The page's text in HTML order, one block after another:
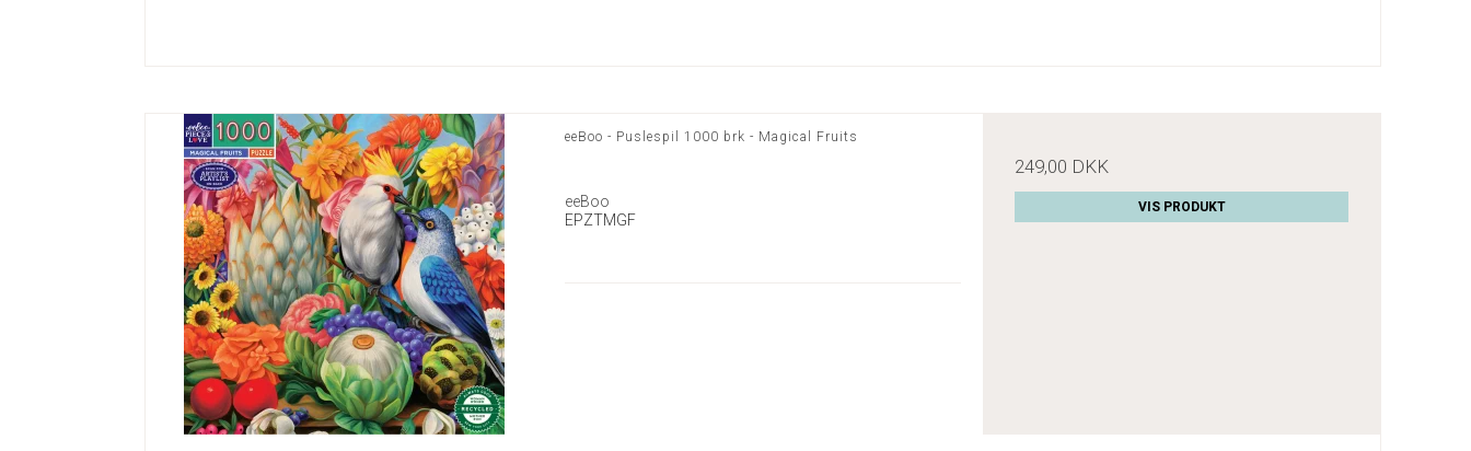
eeBoo - Puslespil 1000 brk - Magical Fruits
eeBoo
EPZTMGF
249,00 DKK
VIS PRODUKT